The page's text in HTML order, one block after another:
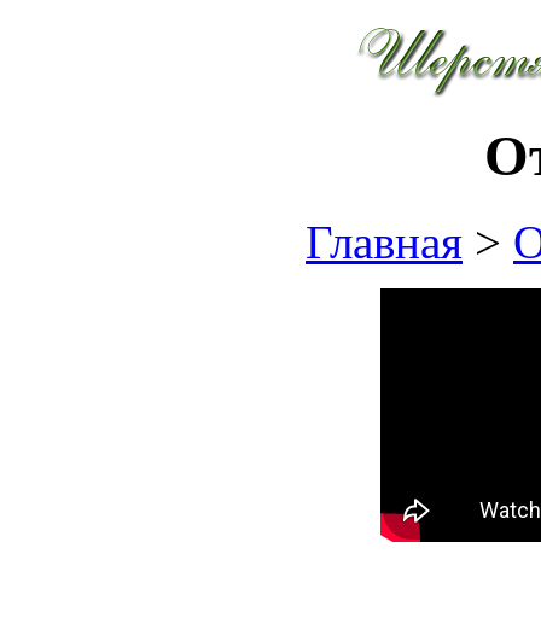
Главная >